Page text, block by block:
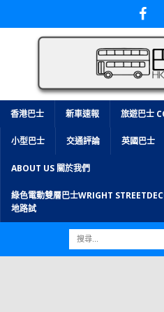
香港巴士 新車速報 旅遊巴士
小型巴士 交通評論 英國巴士
ABOUT US 關於我們
綠色電動雙層巴士WRIGHT
地路試